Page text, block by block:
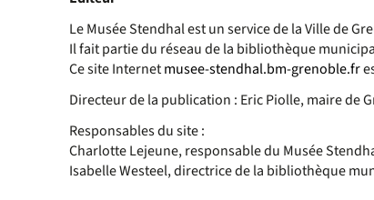
Le Musée Stendhal est un service de la Ville de
Il fait partie du réseau de la bibliothèque
Ce site Internetmusee-stendhal.bm-grenoble.fr
Directeur de la publication : Eric Piolle, maire de
Responsables du site :
Charlotte Lejeune, responsable du Musée
Isabelle Westeel, directrice de la bibliothèque